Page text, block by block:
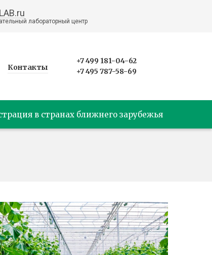
лабораторный центр
Контакты
+7 499 181-04-62
+7 495 787-58-69
в странах ближнего зарубежья